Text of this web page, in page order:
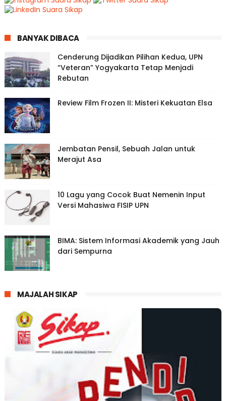
BANYAK DIBACA
Cenderung Dijadikan Pilihan Kedua, UPN
“Veteran” Yogyakarta Tetap Menjadi
Rebutan
Review Film Frozen II: Misteri Kekuatan Elsa
Jembatan Pensil, Sebuah Jalan untuk
Merajut Asa
10 Lagu yang Cocok Buat Nemenin Input
Versi Mahasiwa FISIP UPN
BIMA: Sistem Informasi Akademik yang Jauh
dari Sempurna
MAJALAH SIKAP